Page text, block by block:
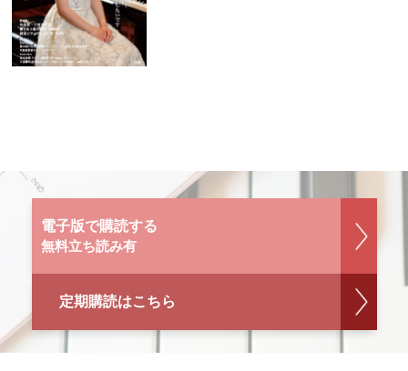
電子版で購読する
無料立ち読み有
定期購読はこちら